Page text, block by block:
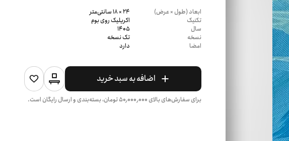
ابعاد (طول × عرض)
24 × 18 سانتی‌متر
تکنیک
اکریلیک روی بوم
سال
1405
نسخه
تک نسخه
امضا
دارد
اضافه به سبد خرید
برای سفارش‌های بالای ۵۰٬۰۰۰٬۰۰۰تومان، بسته‌بندی و ارسال رایگان است.